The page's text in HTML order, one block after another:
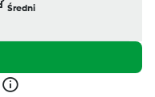
Średni